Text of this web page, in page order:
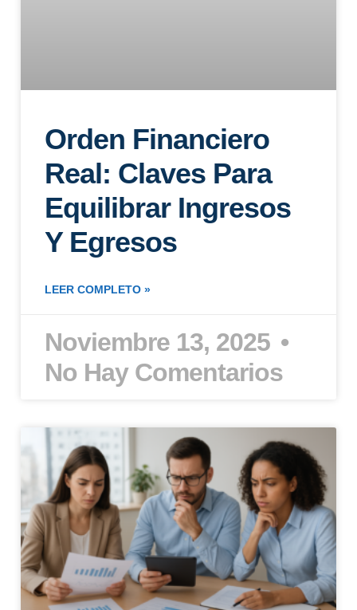
Orden Financiero
Real: Claves Para
Equilibrar Ingresos
Y Egresos
LEER COMPLETO »
Noviembre 13, 2025
No Hay Comentarios